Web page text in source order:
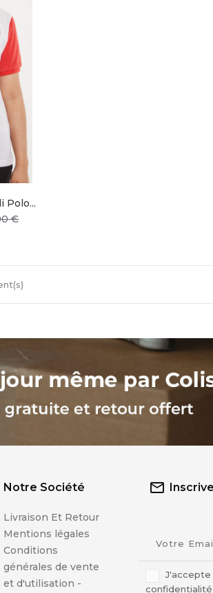
Polo...
€Prix
confidentialité
Notre Société
Livraison Et Retour
Mentions légales
Conditions
générales de vente
et d'utilisation -